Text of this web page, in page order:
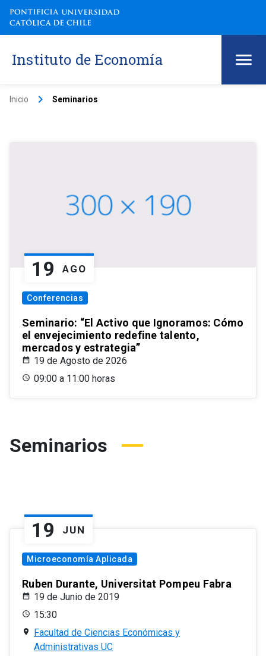
Instituto de Economía
Inicio keyboard_arrow_right Seminarios
19 AGO
Conferencias
Seminario: “El Activo que Ignoramos: Cómo
el envejecimiento redefine talento,
mercados y estrategia”
19 de Agosto de 2026
09:00 a 11:00 horas
Seminarios
19 JUN
Microeconomía Aplicada
Ruben Durante, Universitat Pompeu Fabra
19 de Junio de 2019
15:30
Facultad de Ciencias Económicas y
Administrativas UC